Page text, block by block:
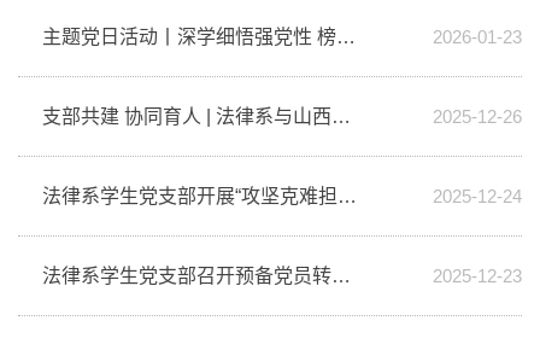
主题党日活动丨深学细悟强党性 榜样领航共奋进 2026-01-23
支部共建 协同育人 | 法律系与山西君略律师事务所开展助学金发放仪式和... 2025-12-26
法律系学生党支部开展“攻坚克难担使命 总结提升谋新篇”主题党日活动 2025-12-24
法律系学生党支部召开预备党员转正大会 2025-12-23